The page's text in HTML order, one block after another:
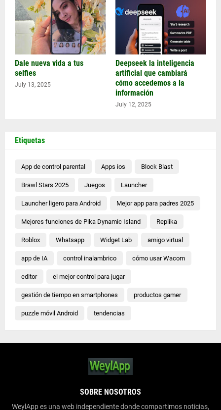
Dale nueva vida a tus
selfies
July 13, 2025
Deepseek la inteligencia
artificial que cambiará
cómo accedemos a la
información
July 12, 2025
Etiquetas
App de control parental Apps ios Block Blast
Brawl Stars 2025 Juegos Launcher
Launcher ligero para Android Mejor app para padres 2025
Mejores funciones de Pika Dynamic Island Replika
Roblox Whatsapp Widget Lab amigo virtual
app de IA control inalambrico cómo usar Wacom
editor el mejor control para jugar
gestión de tiempo en smartphones productos gamer
puzzle móvil Android tendencias
SOBRE NOSOTROS
WeylApp es una web independiente donde compartimos noticias,